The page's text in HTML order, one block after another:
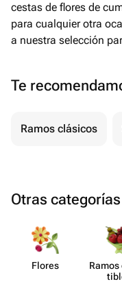
cestas de flores de
para cualquier otra
a nuestra selección
Te
Ramos clásicos
Otras categorías
Flores
Ramos